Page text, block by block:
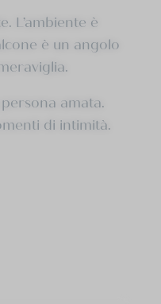
L’ambiente è
è un angolo
amata.
di intimità.